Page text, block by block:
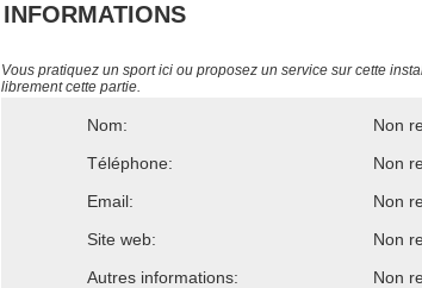
INFORMATIONS
Vous pratiquez un sport ici ou proposez un service sur cette
librement cette partie.
Nom:
Non
Téléphone:
Non
Email:
Non
Site web:
Non
Autres informations:
Non